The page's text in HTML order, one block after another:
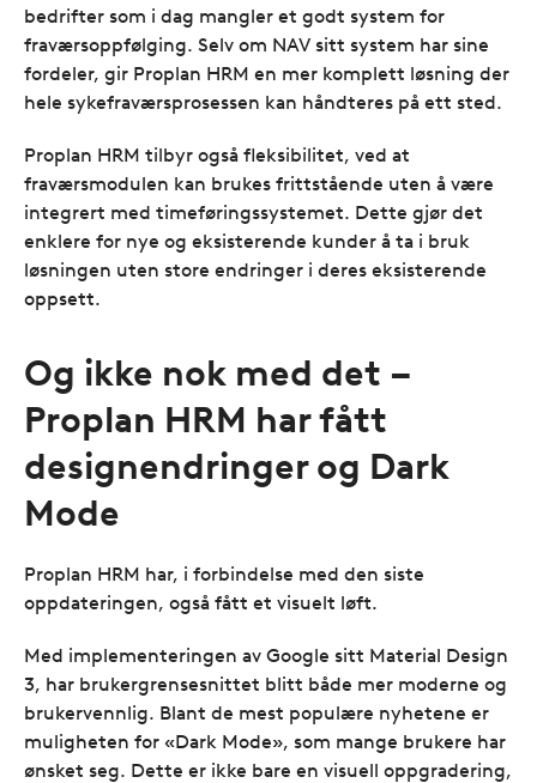
bedrifter som i dag mangler et godt system for
fraværsoppfølging. Selv om NAV sitt system har sine
fordeler, gir Proplan HRM en mer komplett løsning der
hele sykefraværsprosessen kan håndteres på ett sted.
Proplan HRM tilbyr også fleksibilitet, ved at
fraværsmodulen kan brukes frittstående uten å være
integrert med timeføringssystemet. Dette gjør det
enklere for nye og eksisterende kunder å ta i bruk
løsningen uten store endringer i deres eksisterende
oppsett.
Og ikke nok med det –
Proplan HRM har fått
designendringer og Dark
Mode
Proplan HRM har, i forbindelse med den siste
oppdateringen, også fått et visuelt løft.
Med implementeringen av Google sitt Material Design
3, har brukergrensesnittet blitt både mer moderne og
brukervennlig. Blant de mest populære nyhetene er
muligheten for «Dark Mode», som mange brukere har
ønsket seg. Dette er ikke bare en visuell oppgradering,